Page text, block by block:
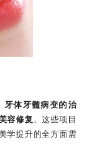
牙体牙髓病变的治
容修复 。这些项目
学提升的全方面需